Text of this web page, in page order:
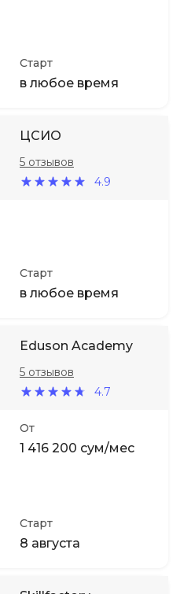
Старт
в любое время
ЦСИО
4.9
5 отзывов
Старт
в любое время
Eduson Academy
4.7
5 отзывов
От
1 416 200 сум/мес
Старт
8 августа